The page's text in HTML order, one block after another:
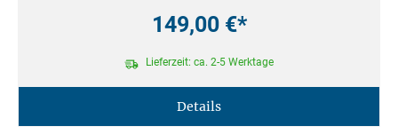
149,00 €*
Lieferzeit: ca. 2-5 Werktage
Details